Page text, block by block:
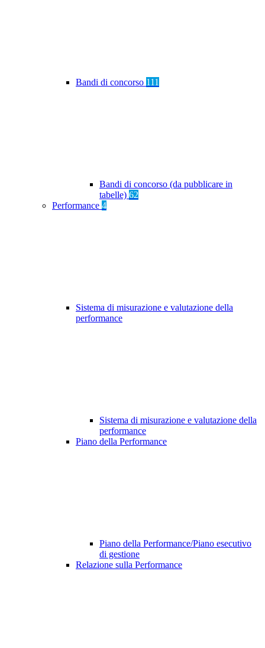
Bandi di concorso 111
Bandi di concorso (da pubblicare in
tabelle) 62
Performance 4
Sistema di misurazione e valutazione della
performance
Sistema di misurazione e valutazione della
performance
Piano della Performance
Piano della Performance/Piano esecutivo
di gestione
Relazione sulla Performance